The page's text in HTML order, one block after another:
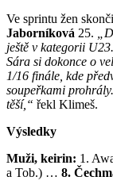
Ve sprintu žen
Jaborníková 25.
ještě v kategorii
Sára si dokonce o
1/16 finále, kde
soupeřkami
těší,“ řekl Klimeš.
Výsledky
Muži, keirin: 1.
a Tob.) … 8.